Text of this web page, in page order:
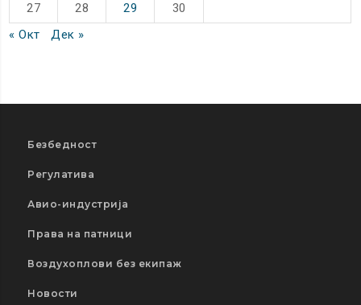
27 28 29
30
« Окт
Дек »
Безбедност
Регулатива
Авио-индустрија
Права на патници
Воздухоплови без екипаж
Новости